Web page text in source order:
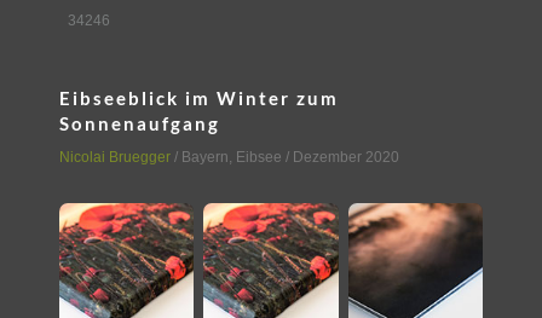
34246
Eibseeblick im Winter zum
Sonnenaufgang
Nicolai Bruegger / Bayern, Eibsee / Dezember 2020